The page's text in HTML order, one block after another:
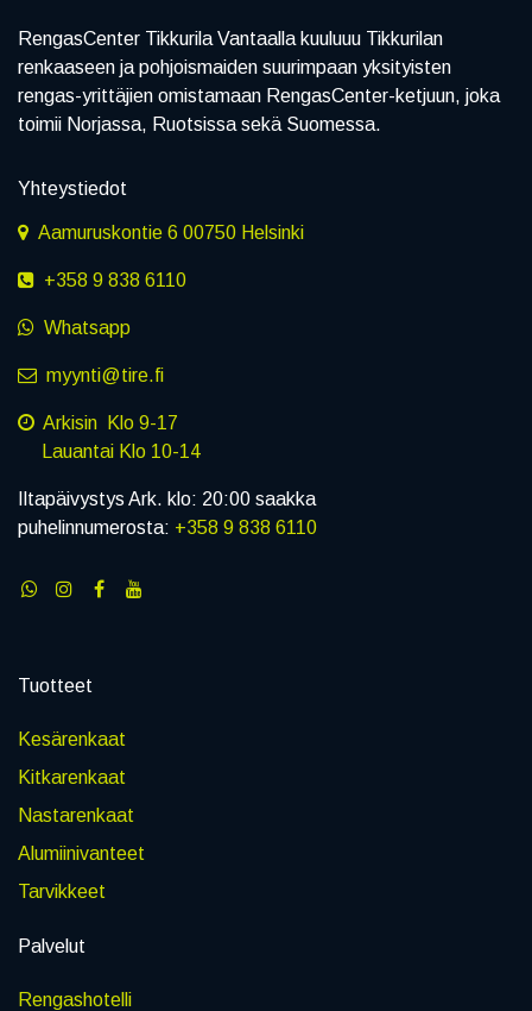
RengasCenter Tikkurila Vantaalla kuuluuu Tikkurilan
renkaaseen ja pohjoismaiden suurimpaan yksityisten
rengas-yrittäjien omistamaan RengasCenter-ketjuun, joka
toimii Norjassa, Ruotsissa sekä Suomessa.
Yhteystiedot
Aamuruskontie 6 00750 Helsinki
+358 9 838 6110
Whatsapp
myynti@tire.fi
Arkisin Klo 9-17
Lauantai Klo 10-14
Iltapäivystys Ark. klo: 20:00 saakka
puhelinnumerosta: +358 9 838 6110
Tuotteet
Kesärenkaat
Kitkarenkaat
Nastarenkaat
Alumiinivanteet
Tarvikkeet
Palvelut
Rengashotelli